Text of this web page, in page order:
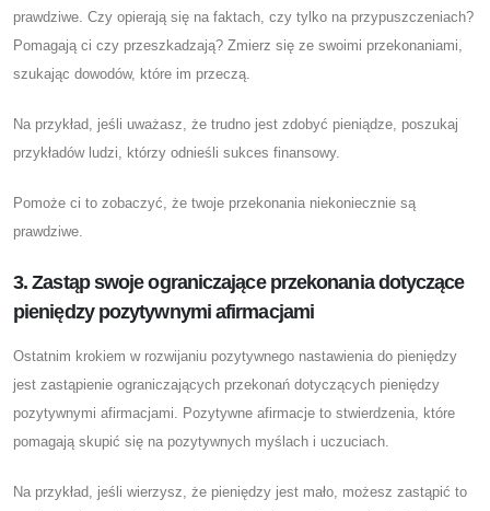
prawdziwe. Czy opierają się na faktach, czy tylko na przypuszczeniach?
Pomagają ci czy przeszkadzają? Zmierz się ze swoimi przekonaniami,
szukając dowodów, które im przeczą.
Na przykład, jeśli uważasz, że trudno jest zdobyć pieniądze, poszukaj
przykładów ludzi, którzy odnieśli sukces finansowy.
Pomoże ci to zobaczyć, że twoje przekonania niekoniecznie są
prawdziwe.
3. Zastąp swoje ograniczające przekonania dotyczące
pieniędzy pozytywnymi afirmacjami
Ostatnim krokiem w rozwijaniu pozytywnego nastawienia do pieniędzy
jest zastąpienie ograniczających przekonań dotyczących pieniędzy
pozytywnymi afirmacjami. Pozytywne afirmacje to stwierdzenia, które
pomagają skupić się na pozytywnych myślach i uczuciach.
Na przykład, jeśli wierzysz, że pieniędzy jest mało, możesz zastąpić to